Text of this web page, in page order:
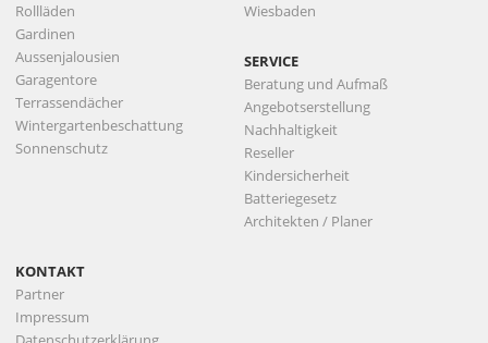
Rollläden
Gardinen
Aussenjalousien
Garagentore
Terrassendächer
Wintergartenbeschattung
Sonnenschutz
Wiesbaden
SERVICE
Beratung und Aufmaß
Angebotserstellung
Nachhaltigkeit
Reseller
Kindersicherheit
Batteriegesetz
Architekten / Planer
KONTAKT
Partner
Impressum